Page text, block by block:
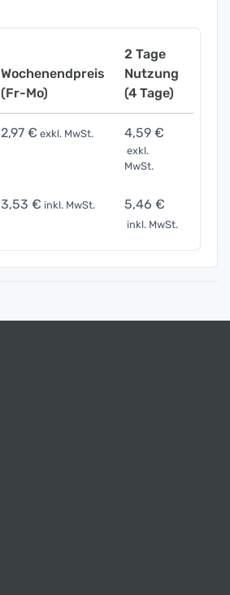
Wochenendpreis
(Fr-Mo)
2 Tage
Nutzung
(4 Tage)
2,97 € exkl. MwSt. 4,59 €
exkl.
MwSt.
3,53 € inkl. MwSt. 5,46 €
inkl. MwSt.